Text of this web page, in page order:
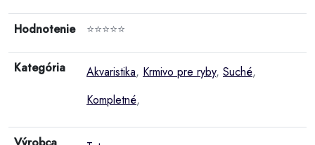
Hodnotenie ⭐⭐⭐⭐⭐
Kategória Akvaristika, Krmivo pre ryby, Suché,
Kompletné,